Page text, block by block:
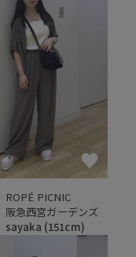
ROPÉ PICNIC
阪急西宮ガーデンズ
sayaka (151cm)